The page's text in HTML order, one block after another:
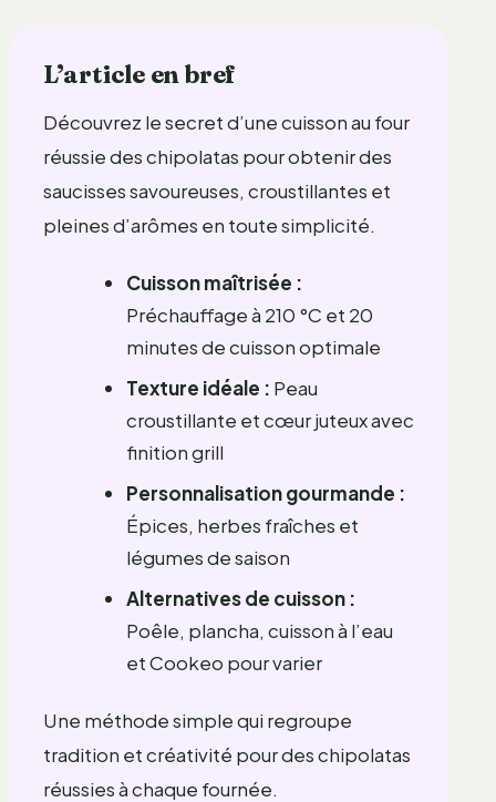
L’article en bref
Découvrez le secret d’une cuisson au four
réussie des chipolatas pour obtenir des
saucisses savoureuses, croustillantes et
pleines d’arômes en toute simplicité.
Cuisson maîtrisée :
Préchauffage à 210 °C et 20
minutes de cuisson optimale
Texture idéale : Peau
croustillante et cœur juteux avec
finition grill
Personnalisation gourmande :
Épices, herbes fraîches et
légumes de saison
Alternatives de cuisson :
Poêle, plancha, cuisson à l’eau
et Cookeo pour varier
Une méthode simple qui regroupe
tradition et créativité pour des chipolatas
réussies à chaque fournée.